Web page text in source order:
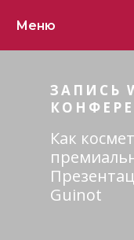
Меню
ЗАПИСЬ
Как
Guinot